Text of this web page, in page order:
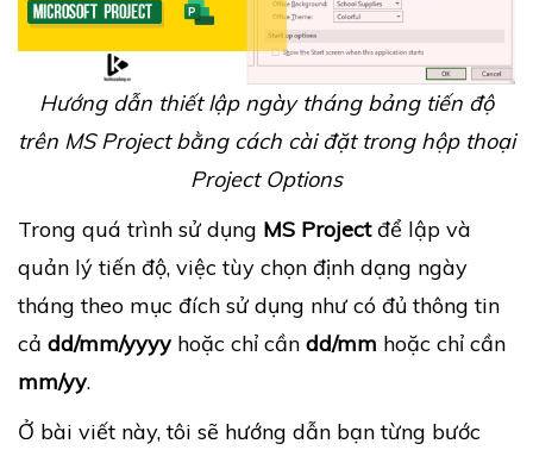
Hướng dẫn thiết lập ngày tháng bảng tiến độ
trên MS Project bằng cách cài đặt trong hộp thoại
Project Options
Trong quá trình sử dụng MS Projectđể lập và
quản lý tiến độ, việc tùy chọn định dạng ngày
tháng theo mục đích sử dụng như có đủ thông tin
cả dd/mm/yyyyhoặc chỉ cần dd/mm hoặc chỉ cần
mm/yy.
Ở bài viết này, tôi sẽ hướng dẫn bạn từng bước